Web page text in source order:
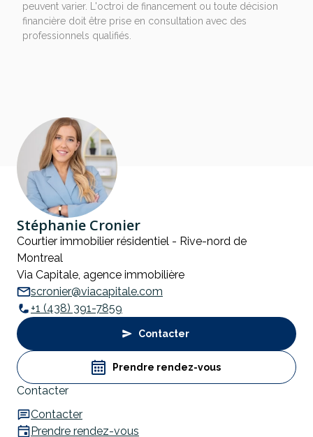
peuvent varier. L'octroi de financement ou toute décision
financière doit être prise en consultation avec des
professionnels qualifiés.
Stéphanie Cronier
Courtier immobilier résidentiel - Rive-nord de
Montreal
Via Capitale, agence immobilière
scronier@viacapitale.com
+1 (438) 391-7859
Contacter
Prendre rendez-vous
Contacter
Contacter
Prendre rendez-vous